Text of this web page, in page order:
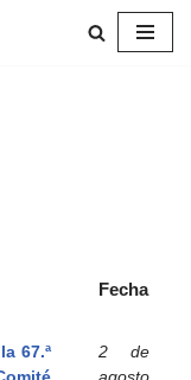
Fecha
67.ª
2 de